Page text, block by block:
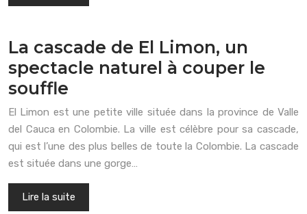
La cascade de El Limon, un
spectacle naturel à couper le
souffle
El Limon est une petite ville située dans la province de Valle
del Cauca en Colombie. La ville est célèbre pour sa cascade,
qui est l’une des plus belles de toute la Colombie. La cascade
est située dans une gorge…
Lire la suite